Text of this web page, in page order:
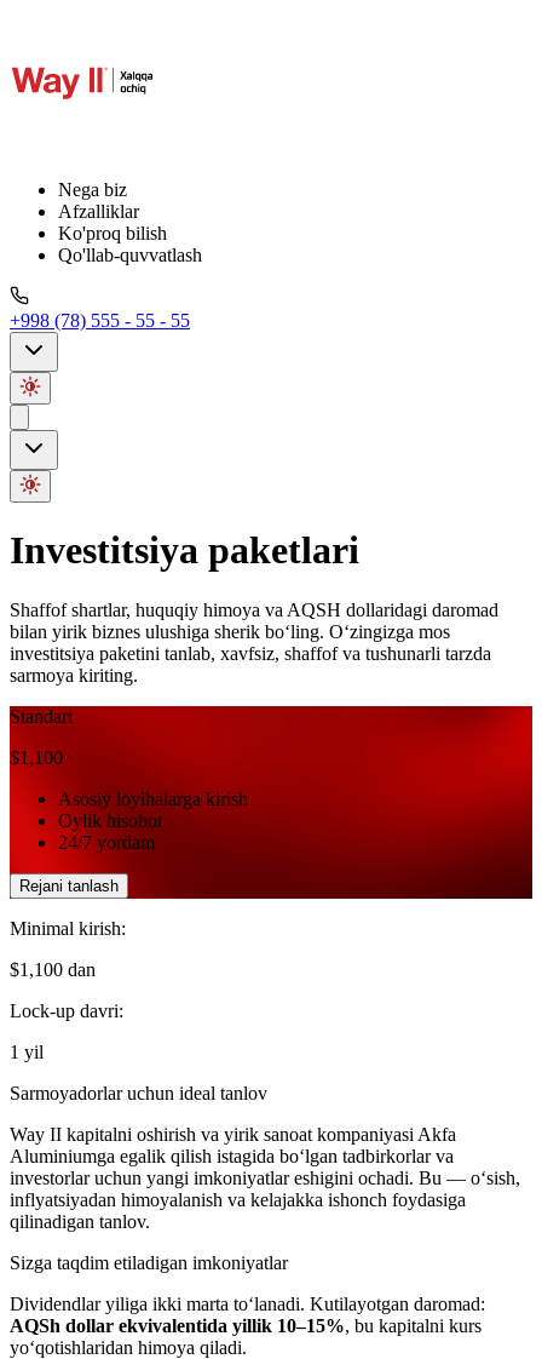
Nega biz
Afzalliklar
Ko'proq bilish
Qo'llab-quvvatlash
+998 (78) 555 - 55 - 55
Investitsiya paketlari
Shaffof shartlar, huquqiy himoya va AQSH dollaridagi daromad
bilan yirik biznes ulushiga sherik bo‘ling. O‘zingizga mos
investitsiya paketini tanlab, xavfsiz, shaffof va tushunarli tarzda
sarmoya kiriting.
Standart
$1,100
Asosiy loyihalarga kirish
Oylik hisobot
24/7 yordam
Rejani tanlash
Minimal kirish:
$1,100 dan
Lock-up davri:
1 yil
Sarmoyadorlar uchun ideal tanlov
Way II kapitalni oshirish va yirik sanoat kompaniyasi Akfa
Aluminiumga egalik qilish istagida bo‘lgan tadbirkorlar va
investorlar uchun yangi imkoniyatlar eshigini ochadi. Bu — o‘sish,
inflyatsiyadan himoyalanish va kelajakka ishonch foydasiga
qilinadigan tanlov.
Sizga taqdim etiladigan imkoniyatlar
Dividendlar yiliga ikki marta to‘lanadi. Kutilayotgan daromad:
AQSh dollar ekvivalentida yillik 10–15%, bu kapitalni kurs
yo‘qotishlaridan himoya qiladi.